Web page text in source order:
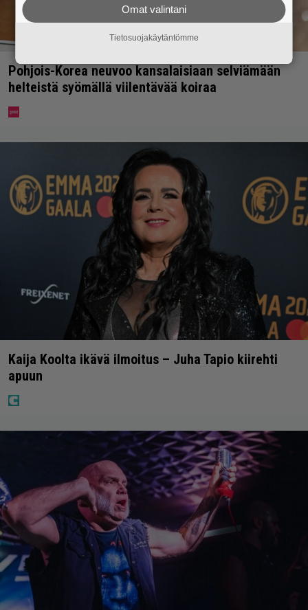
Pohjois-Korea neuvoo kansalaisiaan selviämään
helteistä syömällä viilentävää koiraa
Kaija Koolta ikävä ilmoitus – Juha Tapio kiirehti
apuun
Omat valintani
Tietosuojakäytäntömme